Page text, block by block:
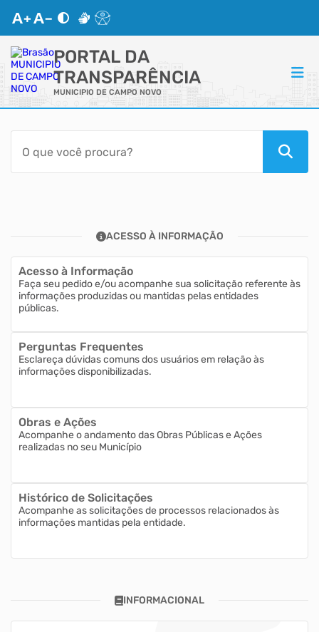
PORTAL DA
TRANSPARÊNCIA
MUNICIPIO DE CAMPO NOVO
ACESSO RÁPIDO
Acessibilidade
Autoatendimento
Mapa do Site
ACESSO À INFORMAÇÃO
Acesso à Informação
Faça seu pedido e/ou acompanhe sua solicitação referente às
informações produzidas ou mantidas pelas entidades
públicas.
Perguntas Frequentes
Esclareça dúvidas comuns dos usuários em relação às
informações disponibilizadas.
Obras e Ações
Acompanhe o andamento das Obras Públicas e Ações
realizadas no seu Município
Histórico de Solicitações
Acompanhe as solicitações de processos relacionados às
informações mantidas pela entidade.
INFORMACIONAL